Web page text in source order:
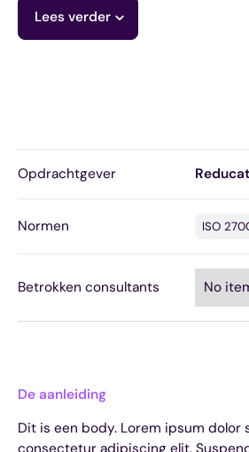
Lees verder
Opdrachtgever
Normen ISO
Betrokken consultants No
De aanleiding
Dit is een body. Lorem ipsum dolor
consectetur adipiscing elit.